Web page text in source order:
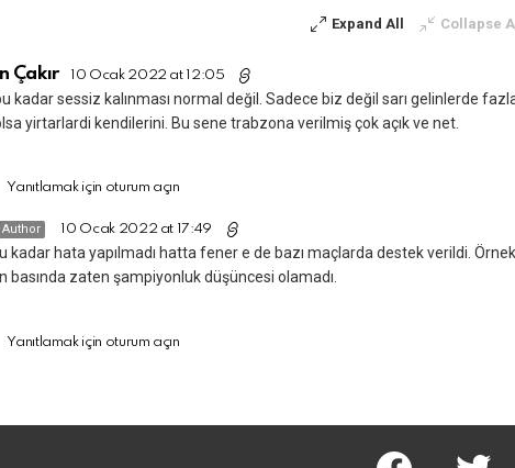
Expand All Collapse
Çakır 10 Ocak 2022 at 12:05
kadar sessiz kalınması normal değil. Sadece biz değil sarı gelinlerde
yirtarlardi kendilerini. Bu sene trabzona verilmiş çok açık ve net.
Yanıtlamak için oturum açın
Author 10 Ocak 2022 at 17:49
kadar hata yapılmadı hatta fener e de bazı maçlarda destek verildi.
basında zaten şampiyonluk düşüncesi olamadı.
Yanıtlamak için oturum açın
facebook twitter